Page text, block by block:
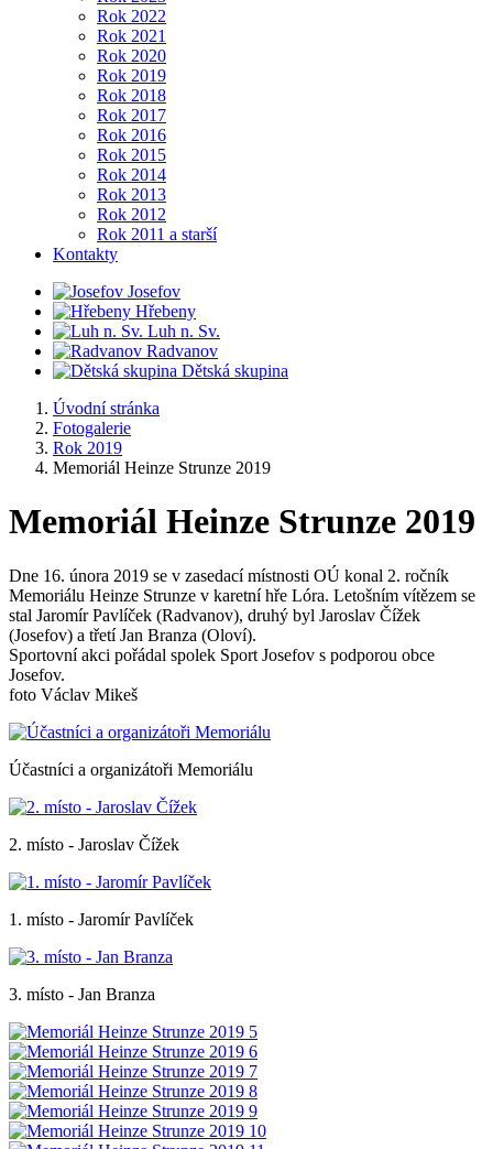
Rok 2022
Rok 2021
Rok 2020
Rok 2019
Rok 2018
Rok 2017
Rok 2016
Rok 2015
Rok 2014
Rok 2013
Rok 2012
Rok 2011 a starší
Kontakty
Josefov
Hřebeny
Luh n. Sv.
Radvanov
Dětská skupina
Úvodní stránka
Fotogalerie
Rok 2019
Memoriál Heinze Strunze 2019
Memoriál Heinze Strunze 2019
Dne 16. února 2019 se v zasedací místnosti OÚ konal 2. ročník
Memoriálu Heinze Strunze v karetní hře Lóra. Letošním vítězem se
stal Jaromír Pavlíček (Radvanov), druhý byl Jaroslav Čížek
(Josefov) a třetí Jan Branza (Oloví).
Sportovní akci pořádal spolek Sport Josefov s podporou obce
Josefov.
foto Václav Mikeš
Účastníci a organizátoři Memoriálu
2. místo - Jaroslav Čížek
1. místo - Jaromír Pavlíček
3. místo - Jan Branza